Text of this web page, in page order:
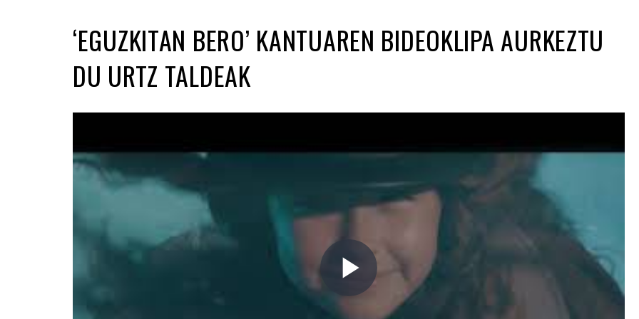
‘EGUZKITAN BERO’ KANTUAREN BIDEOKLIPA AURKEZTU
DU URTZ TALDEAK